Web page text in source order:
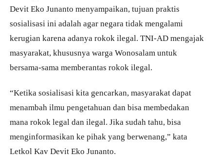
Devit Eko Junanto menyampaikan, tujuan praktis
sosialisasi ini adalah agar negara tidak mengalami
kerugian karena adanya rokok ilegal. TNI-AD mengajak
masyarakat, khususnya warga Wonosalam untuk
bersama-sama memberantas rokok ilegal.
“Ketika sosialisasi kita gencarkan, masyarakat dapat
menambah ilmu pengetahuan dan bisa membedakan
mana rokok legal dan ilegal. Jika sudah tahu, bisa
menginformasikan ke pihak yang berwenang,” kata
Letkol Kav Devit Eko Junanto.